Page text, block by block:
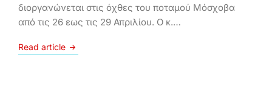
διοργανώνεται στις όχθες του ποταμού Μόσχοβα
από τις 26 εως τις 29 Απριλίου. Ο κ.…
Read article